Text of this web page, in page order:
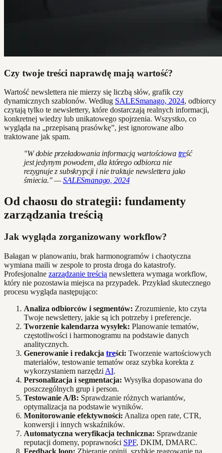
Czy twoje treści naprawdę mają wartość?
Wartość newslettera nie mierzy się liczbą słów, grafik czy
dynamicznych szablonów. Według SALESmanago, 2024, odbiorcy
czytają tylko te newslettery, które dostarczają realnych informacji,
konkretnej wiedzy lub unikatowego spojrzenia. Wszystko, co
wygląda na „przepisaną prasówkę”, jest ignorowane albo
traktowane jak spam.
"W dobie przeładowania informacją wartościowa treść
jest jedynym powodem, dla którego odbiorca nie
rezygnuje z subskrypcji i nie traktuje newslettera jako
śmiecia." —SALESmanago, 2024
Od chaosu do strategii: fundamenty
zarządzania treścią
Jak wygląda zorganizowany workflow?
Bałagan w planowaniu, brak harmonogramów i chaotyczna
wymiana maili w zespole to prosta droga do katastrofy.
Profesjonalne zarządzanie treścią newslettera wymaga workflow,
który nie pozostawia miejsca na przypadek. Przykład skutecznego
procesu wygląda następująco:
Analiza odbiorców i segmentów: Zrozumienie, kto czyta
Twoje newslettery, jakie są ich potrzeby i preferencje.
Tworzenie kalendarza wysyłek: Planowanie tematów,
częstotliwości i harmonogramu na podstawie danych
analitycznych.
Generowanie i redakcja treści: Tworzenie wartościowych
materiałów, testowanie tematów oraz szybka korekta z
wykorzystaniem narzędzi AI.
Personalizacja i segmentacja: Wysyłka dopasowana do
poszczególnych grup i person.
Testowanie A/B: Sprawdzanie różnych wariantów,
optymalizacja na podstawie wyników.
Monitorowanie efektywności: Analiza open rate, CTR,
konwersji i innych wskaźników.
Automatyczna weryfikacja techniczna: Sprawdzanie
reputacji domeny, poprawności SPF, DKIM, DMARC.
Feedback loop: Zbieranie opinii, szybkie reagowanie na